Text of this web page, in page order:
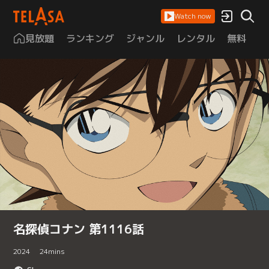
Watch now
見放題 ランキング ジャンル レンタル 無料
名探偵コナン 第1116話
2024 24mins